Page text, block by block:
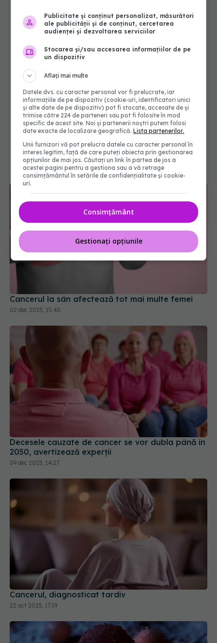
Cancerul la sân afectează tot mai multe femei
02 dec 2025, 15:45
Decesele cauzate de cancer se vor dubla până în
2050, avertizează experții
09 dec 2025, 14:27
Cancerul, diagnosticat tardiv
22 oct 2025, 17:19
Publicitate și conținut personalizat, măsurători
ale publicității și de conținut, cercetarea
audienței și dezvoltarea serviciilor
Stocarea și/sau accesarea informațiilor de pe
un dispozitiv
Aflați mai multe
Datele dvs. cu caracter personal vor fi prelucrate, iar
informațiile de pe dispozitiv (cookie-uri, identificatori unici
și alte date de pe dispozitiv) pot fi stocate, accesate de și
trimise către 224 de parteneri sau pot fi folosite în mod
specific de acest site. Noi și partenerii noștri putem folosi
date exacte de localizare geografică.Lista partenerilor.
Unii furnizori vă pot prelucra datele cu caracter personal în
interes legitim, față de care puteți obiecta prin gestionarea
opțiunilor de mai jos. Căutați un link în partea de jos a
acestei pagini pentru a gestiona sau a vă retrage
consimțământul în setările de confidențialitate și cookie-
uri.
Consimțământ
Gestionați opțiunile